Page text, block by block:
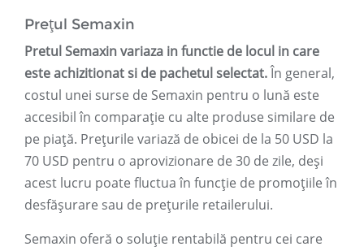
Prețul Semaxin
Pretul Semaxin variaza in functie de locul in care
este achizitionat si de pachetul selectat.În general,
costul unei surse de Semaxin pentru o lună este
accesibil în comparație cu alte produse similare de
pe piață. Prețurile variază de obicei de la 50 USD la
70 USD pentru o aprovizionare de 30 de zile, deși
acest lucru poate fluctua în funcție de promoțiile în
desfășurare sau de prețurile retailerului.
Semaxin oferă o soluție rentabilă pentru cei care